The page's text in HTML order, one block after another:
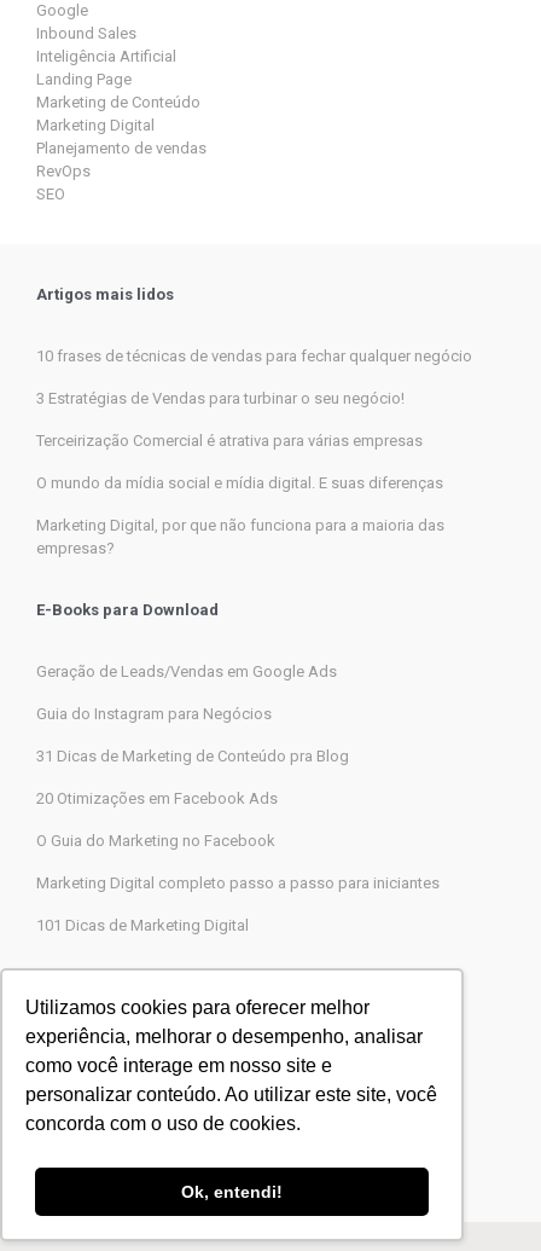
Utilizamos cookies para oferecer melhor
experiência, melhorar o desempenho, analisar
como você interage em nosso site e
personalizar conteúdo. Ao utilizar este site, você
concorda com o uso de cookies.
Ok, entendi!
Google
Inbound Sales
Inteligência Artificial
Landing Page
Marketing de Conteúdo
Marketing Digital
Planejamento de vendas
RevOps
SEO
Artigos mais lidos
10 frases de técnicas de vendas para fechar qualquer negócio
3 Estratégias de Vendas para turbinar o seu negócio!
Terceirização Comercial é atrativa para várias empresas
O mundo da mídia social e mídia digital. E suas diferenças
Marketing Digital, por que não funciona para a maioria das
empresas?
E-Books para Download
Geração de Leads/Vendas em Google Ads
Guia do Instagram para Negócios
31 Dicas de Marketing de Conteúdo pra Blog
20 Otimizações em Facebook Ads
O Guia do Marketing no Facebook
Marketing Digital completo passo a passo para iniciantes
101 Dicas de Marketing Digital
Agência Legions Marketing Digital
Rua Gaspar Moreira, 22, Butantã, São Paulo-SP
CEP 05505-000